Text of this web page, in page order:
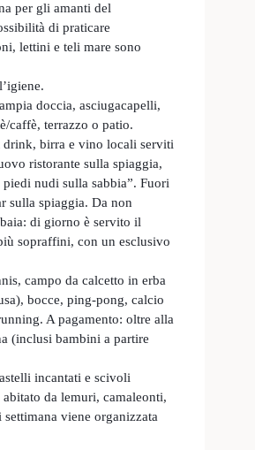
per gli amanti del
di praticare
lettini e teli mare sono
doccia, asciugacapelli,
caffè, terrazzo o patio.
drink, birra e vino locali serviti
ristorante sulla spiaggia,
nudi sulla sabbia”. Fuori
sulla spiaggia. Da non
di giorno è servito il
sopraffini, con un esclusivo
campo da calcetto in erba
bocce, ping-pong, calcio
A pagamento: oltre alla
(inclusi bambini a partire
incantati e scivoli
abitato da lemuri, camaleonti,
viene organizzata